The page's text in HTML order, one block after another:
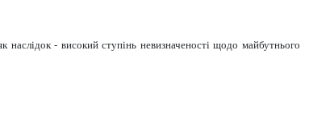
наслідок - високий ступінь невизначеності щодо майбутнього